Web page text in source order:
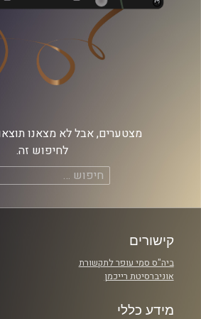
מצטערים, אבל לא מצאנו
לחיפוש זה.
חיפוש:
קישורים
ביה"ס סמי עופר לתקשורת
אוניברסיטת רייכמן
מידע כללי